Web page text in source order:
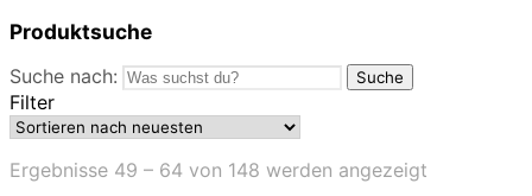
Produktsuche
Suche nach: Suche
Filter
Ergebnisse 49 – 64 von 148 werden angezeigt